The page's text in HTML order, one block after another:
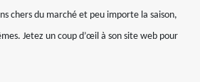
chers du marché et peu importe la saison,
Jetez un coup d’œil à son site web pour